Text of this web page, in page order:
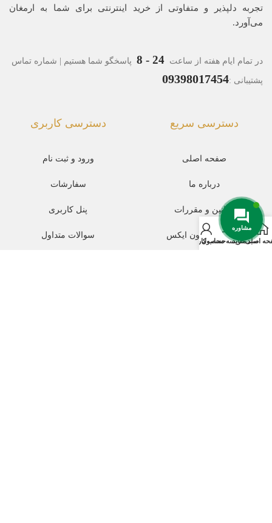
تجربه‌ دلپذیر و متفاوتی از خرید اینترنتی برای شما به ارمغان
می‌آورد.
در تمام ایام هفته از ساعت 24 - 8 پاسخگو شما هستیم | شماره تماس
پشتیبانی :09398017454
دسترسی سریع
صفحه اصلی
درباره ما
قوانین و مقررات
مجله مد مزون ایکس
دسترسی کاربری
ورود و ثبت نام
سفارشات
پنل کاربری
سوالات متداول
اصلی
سبد خریدمقایسه محصول
حساب کاربری
مشاوره